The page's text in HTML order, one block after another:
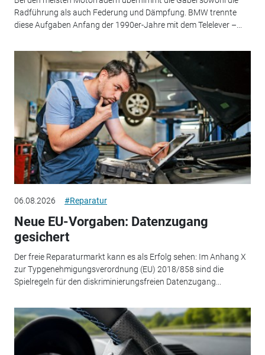
Radführung als auch Federung und Dämpfung. BMW trennte
diese Aufgaben Anfang der 1990er-Jahre mit dem Telelever –...
06.08.2026 #Reparatur
Neue EU-Vorgaben: Datenzugang
gesichert
Der freie Reparaturmarkt kann es als Erfolg sehen: Im Anhang X
zur Typgenehmigungsverordnung (EU) 2018/858 sind die
Spielregeln für den diskriminierungsfreien Datenzugang...